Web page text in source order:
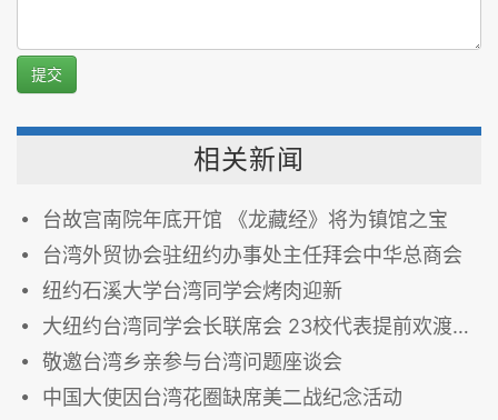
提交
相关新闻
台故宫南院年底开馆 《龙藏经》将为镇馆之宝
台湾外贸协会驻纽约办事处主任拜会中华总商会
纽约石溪大学台湾同学会烤肉迎新
大纽约台湾同学会长联席会 23校代表提前欢渡中秋
敬邀台湾乡亲参与台湾问题座谈会
中国大使因台湾花圈缺席美二战纪念活动